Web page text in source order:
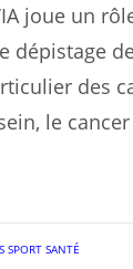
joue un
dépistage
des
le cancer
SPORT SANTÉ